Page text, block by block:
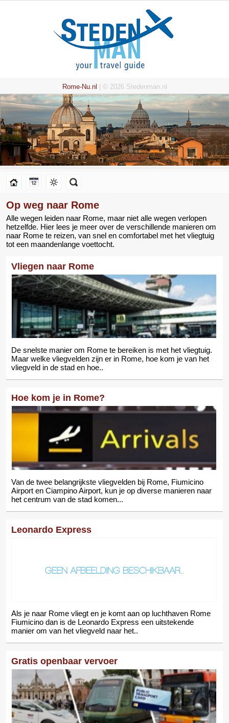
Rome-Nu.nl | © 2026 Stedenman.nl
Op weg naar Rome
Alle wegen leiden naar Rome, maar niet alle wegen verlopen
hetzelfde. Hier lees je meer over de verschillende manieren om
naar Rome te reizen, van snel en comfortabel met het vliegtuig
tot een maandenlange voettocht.
Vliegen naar Rome
De snelste manier om Rome te bereiken is met het vliegtuig.
Maar welke vliegvelden zijn er in Rome, hoe kom je van het
vliegveld in de stad en hoe..
Hoe kom je in Rome?
Van de twee belangrijkste vliegvelden bij Rome, Fiumicino
Airport en Ciampino Airport, kun je op diverse manieren naar
het centrum van de stad komen...
Leonardo Express
Als je naar Rome vliegt en je komt aan op luchthaven Rome
Fiumicino dan is de Leonardo Express een uitstekende
manier om van het vliegveld naar het..
Gratis openbaar vervoer